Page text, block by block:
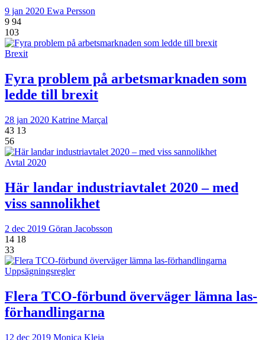
9 jan 2020 Ewa Persson
9 94
103
Brexit
Fyra problem på arbetsmarknaden som
ledde till brexit
28 jan 2020 Katrine Marçal
43 13
56
Avtal 2020
Här landar industriavtalet 2020 – med
viss sannolikhet
2 dec 2019 Göran Jacobsson
14 18
33
Uppsägningsregler
Flera TCO-förbund överväger lämna las-
förhandlingarna
12 dec 2019 Monica Kleja